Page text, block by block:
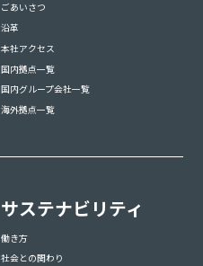
ごあいさつ
沿革
本社アクセス
国内拠点一覧
国内グループ会社一覧
海外拠点一覧
サステナビリティ
働き方
社会との関わり